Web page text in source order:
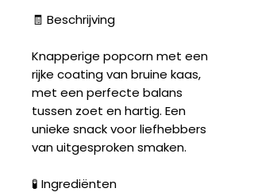
🧾 Beschrijving
Knapperige popcorn met een
rijke coating van bruine kaas,
met een perfecte balans
tussen zoet en hartig. Een
unieke snack voor liefhebbers
van uitgesproken smaken.
🧪 Ingrediënten